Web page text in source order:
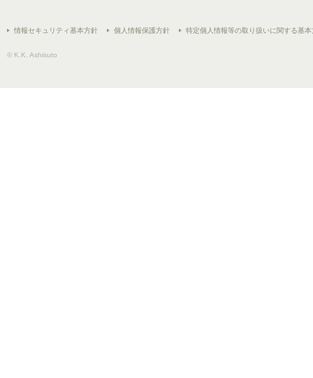
情報セキュリティ基本方針 個人情報保護方針 特定個人情報等の取り扱いに関する基本
© K.K. Ashisuto